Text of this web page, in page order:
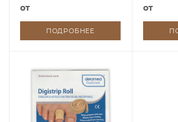
от
ПОДРОБНЕЕ
от